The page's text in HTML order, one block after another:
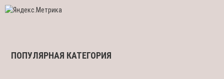
ПОПУЛЯРНАЯ КАТЕГОРИЯ